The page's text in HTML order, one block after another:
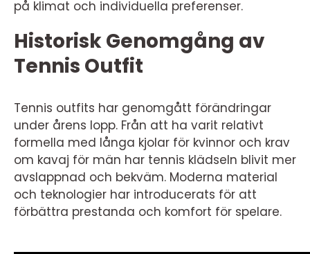
på klimat och individuella preferenser.
Historisk Genomgång av
Tennis Outfit
Tennis outfits har genomgått förändringar
under årens lopp. Från att ha varit relativt
formella med långa kjolar för kvinnor och krav
om kavaj för män har tennis klädseln blivit mer
avslappnad och bekväm. Moderna material
och teknologier har introducerats för att
förbättra prestanda och komfort för spelare.